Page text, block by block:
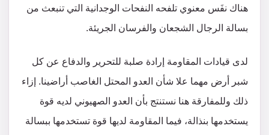
هناك نفَس معنوي تلفحه النفحات الوجدانية التي تنبعث من
بسالة الرجال الشجعان والفرسان الجريئة.
لدى قيادات المقاومة إرادة صلبة للتحرير والدفاع عن كل
شبر أرض مهما علا شأن العدو المحتل الغاصب أراضينا. إزاء
ذلك وللمفارقة هنا نستنتج بأن العدو الصهيوني لديه قوة
يستخدمها بنذالة، فيما المقاومة لديها قوة تستخدمها ببسالة